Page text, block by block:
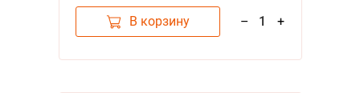
В корзину – 1 +